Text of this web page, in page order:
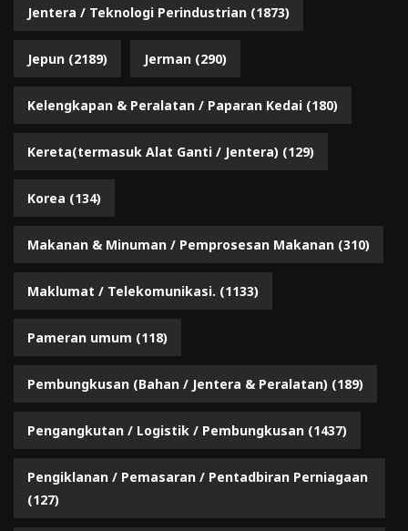
Jentera / Teknologi Perindustrian (1873)
Jepun (2189) Jerman (290)
Kelengkapan & Peralatan / Paparan Kedai (180)
Kereta(termasuk Alat Ganti / Jentera) (129)
Korea (134)
Makanan & Minuman / Pemprosesan Makanan (310)
Maklumat / Telekomunikasi. (1133)
Pameran umum (118)
Pembungkusan (Bahan / Jentera & Peralatan) (189)
Pengangkutan / Logistik / Pembungkusan (1437)
Pengiklanan / Pemasaran / Pentadbiran Perniagaan
(127)